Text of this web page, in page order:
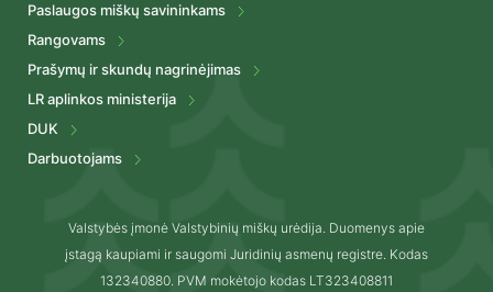
Paslaugos miškų savininkams
Rangovams
Prašymų ir skundų nagrinėjimas
LR aplinkos ministerija
DUK
Darbuotojams
Valstybės įmonė Valstybinių miškų urėdija. Duomenys apie
įstagą kaupiami ir saugomi Juridinių asmenų registre. Kodas
132340880. PVM mokėtojo kodas LT323408811